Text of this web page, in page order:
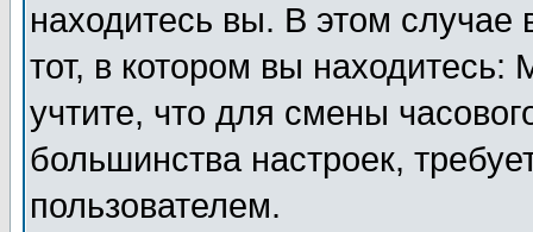
находитесь вы. В этом
тот, в котором вы
учтите, что для смены
большинства настроек,
пользователем.